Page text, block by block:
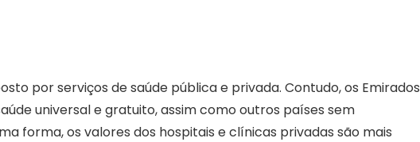
por serviços de saúde pública e privada. Contudo, os Emirados
universal e gratuito, assim como outros países sem
forma, os valores dos hospitais e clínicas privadas são mais